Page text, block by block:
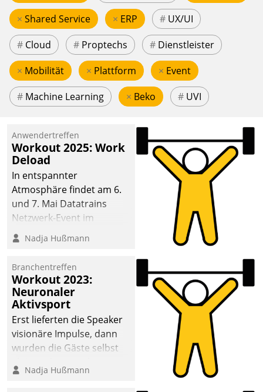
× Shared Service × ERP # UX/UI
# Cloud # Proptechs # Dienstleister
× Mobilität × Plattform × Event
# Machine Learning × Beko # UVI
Anwendertreffen
Workout 2025: Work
Deload
In entspannter
Atmosphäre findet am 6.
und 7. Mai Datatrains
Netzwerk-Event im
Kunden- und Partnerkreis
statt. Zentrale Frage: Wie
Mammutprojekte
meistern und Workloads
wuppen – bei zunehmend
anspruchsvollen
Aufgaben und
abnehmendem
Nadja Hußmann
Branchentreffen
Workout 2023:
Neuronaler
Aktivsport
Erst lieferten die Speaker
visionäre Impulse, dann
wurden die Gäste selbst
methodisch
Nadja Hußmann